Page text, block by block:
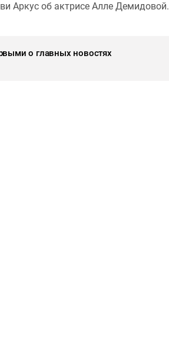
Аркус об актрисе Алле Демидовой.
о главных новостях